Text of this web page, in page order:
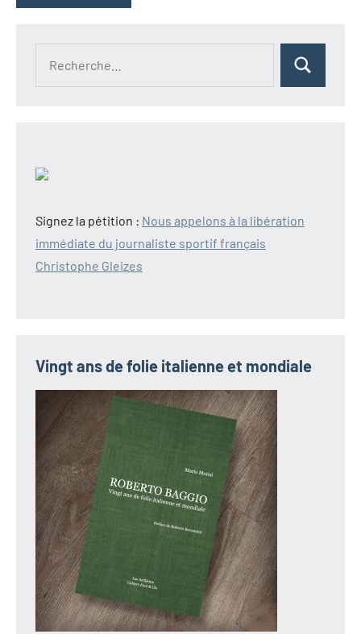
Rechercher
Signez la pétition : Nous appelons à la libération
immédiate du journaliste sportif français
Christophe Gleizes
Vingt ans de folie italienne et mondiale